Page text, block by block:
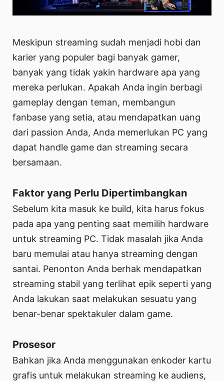
Meskipun streaming sudah menjadi hobi dan
karier yang populer bagi banyak gamer,
banyak yang tidak yakin hardware apa yang
mereka perlukan. Apakah Anda ingin berbagi
gameplay dengan teman, membangun
fanbase yang setia, atau mendapatkan uang
dari passion Anda, Anda memerlukan PC yang
dapat handle game dan streaming secara
bersamaan.
Faktor yang Perlu Dipertimbangkan
Sebelum kita masuk ke build, kita harus fokus
pada apa yang penting saat memilih hardware
untuk streaming PC. Tidak masalah jika Anda
baru memulai atau hanya streaming dengan
santai. Penonton Anda berhak mendapatkan
streaming stabil yang terlihat epik seperti yang
Anda lakukan saat melakukan sesuatu yang
benar-benar spektakuler dalam game.
Prosesor
Bahkan jika Anda menggunakan enkoder kartu
grafis untuk melakukan streaming ke audiens,